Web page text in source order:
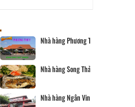
Nhà hàng Phương Thủy
Nhà hàng Song Thảo
Nhà hàng Ngân Vinh